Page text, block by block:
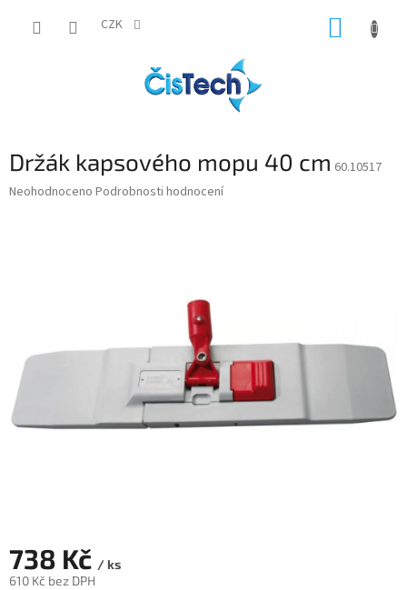
CZK
Držák kapsového mopu 40 cm 60.10517
Průměrné
Neohodnoceno Podrobnosti hodnocení
738 Kč / ks
610 Kč bez DPH